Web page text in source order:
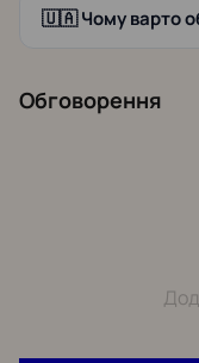
🇺🇦 Чому варто
Обговорення